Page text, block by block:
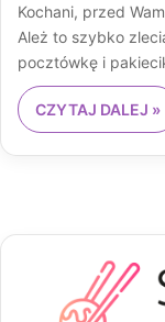
Kochani, przed
Ależ to szybko
pocztówkę i
CZYTAJ DALEJ »